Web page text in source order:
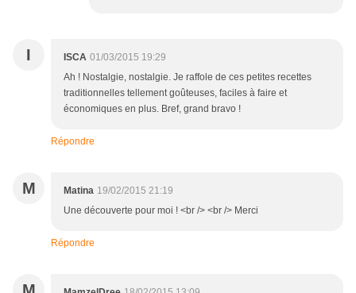
I ISCA 01/03/2015 19:29
Ah ! Nostalgie, nostalgie. Je raffole de ces petites recettes
traditionnelles tellement goûteuses, faciles à faire et
économiques en plus. Bref, grand bravo !
Répondre
M Matina 19/02/2015 21:19
Une découverte pour moi ! <br /> <br /> Merci
Répondre